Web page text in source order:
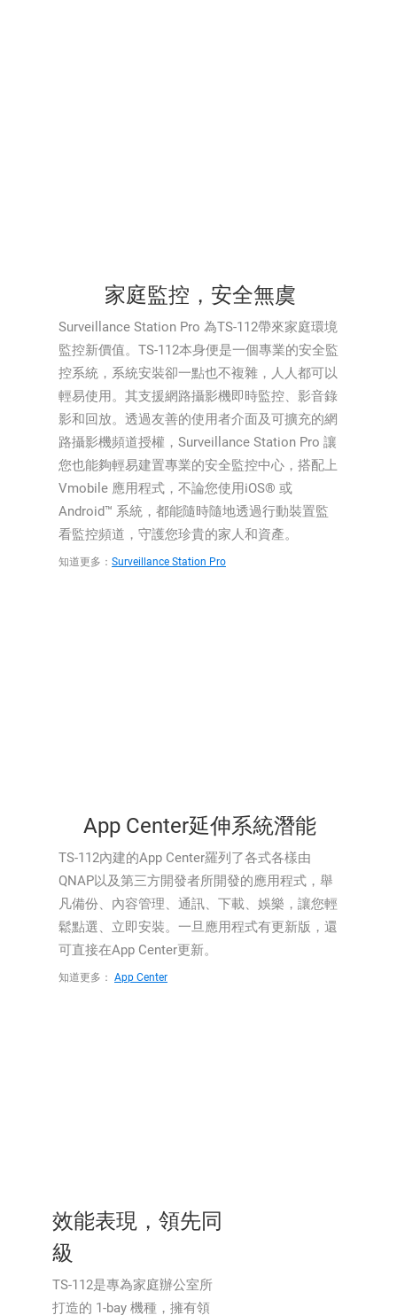
家庭監控，安全無虞
Surveillance Station Pro 為TS-112帶來家庭環境
監控新價值。TS-112本身便是一個專業的安全監
控系統，系統安裝卻一點也不複雜，人人都可以
輕易使用。其支援網路攝影機即時監控、影音錄
影和回放。透過友善的使用者介面及可擴充的網
路攝影機頻道授權，Surveillance Station Pro 讓
您也能夠輕易建置專業的安全監控中心，搭配上
Vmobile 應用程式，不論您使用iOS® 或
Android™ 系統，都能隨時隨地透過行動裝置監
看監控頻道，守護您珍貴的家人和資產。
知道更多： Surveillance Station Pro
App Center延伸系統潛能
TS-112內建的App Center羅列了各式各樣由
QNAP以及第三方開發者所開發的應用程式，舉
凡備份、內容管理、通訊、下載、娛樂，讓您輕
鬆點選、立即安裝。一旦應用程式有更新版，還
可直接在App Center更新。
知道更多： App Center
效能表現，領先同
級
TS-112是專為家庭辦公室所
打造的 1-bay 機種，擁有領